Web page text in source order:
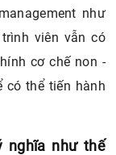
như
viên vẫn có
cơ chế non -
có thể tiến hành
nghĩa như thế